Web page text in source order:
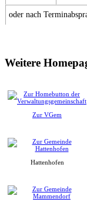
oder nach
Weitere
Zur VGem
Hattenhofen